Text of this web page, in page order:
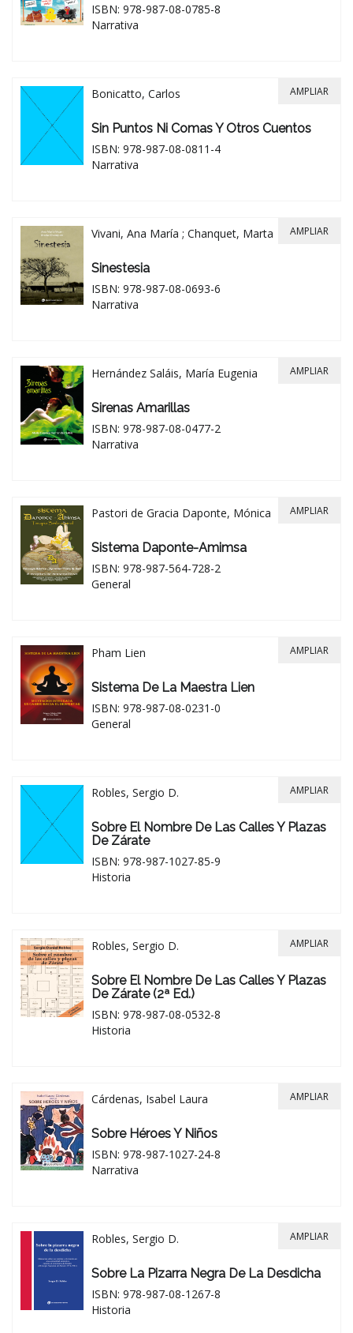
ISBN: 978-987-08-0785-8
Narrativa
Bonicatto, Carlos
Sin Puntos Ni Comas Y Otros Cuentos
ISBN: 978-987-08-0811-4
Narrativa
AMPLIAR
Vivani, Ana María ; Chanquet, Marta
Sinestesia
ISBN: 978-987-08-0693-6
Narrativa
AMPLIAR
Hernández Saláis, María Eugenia
Sirenas Amarillas
ISBN: 978-987-08-0477-2
Narrativa
AMPLIAR
Pastori de Gracia Daponte, Mónica
Sistema Daponte-Amimsa
ISBN: 978-987-564-728-2
General
AMPLIAR
Pham Lien
Sistema De La Maestra Lien
ISBN: 978-987-08-0231-0
General
AMPLIAR
Robles, Sergio D.
Sobre El Nombre De Las Calles Y Plazas
De Zárate
ISBN: 978-987-1027-85-9
Historia
AMPLIAR
Robles, Sergio D.
Sobre El Nombre De Las Calles Y Plazas
De Zárate (2ª Ed.)
ISBN: 978-987-08-0532-8
Historia
AMPLIAR
Cárdenas, Isabel Laura
Sobre Héroes Y Niños
ISBN: 978-987-1027-24-8
Narrativa
AMPLIAR
Robles, Sergio D.
Sobre La Pizarra Negra De La Desdicha
ISBN: 978-987-08-1267-8
Historia
AMPLIAR